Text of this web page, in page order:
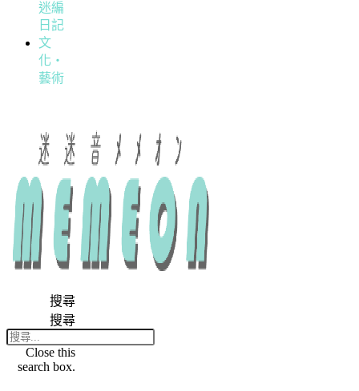
迷編
日記
文
化・
藝術
搜尋
搜尋
Close this
search box.